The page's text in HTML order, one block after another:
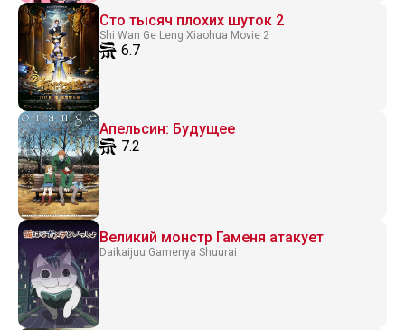
Сто тысяч плохих шуток 2
Shi Wan Ge Leng Xiaohua Movie 2
6.7
Апельсин: Будущее
7.2
Великий монстр Гаменя атакует
Daikaijuu Gamenya Shuurai